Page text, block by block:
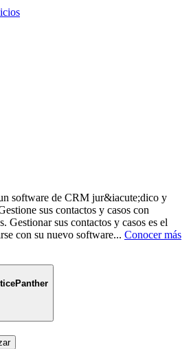
software de CRM jur&iacute;dico y
sus contactos y casos con
Gestionar sus contactos y casos es el
con su nuevo software... Conocer más